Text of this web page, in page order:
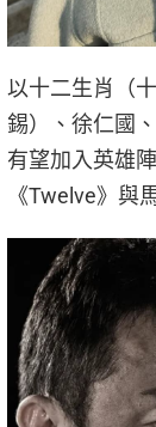
以十二生肖（
錫）、徐仁國
有望加入英雄
《Twelve》與